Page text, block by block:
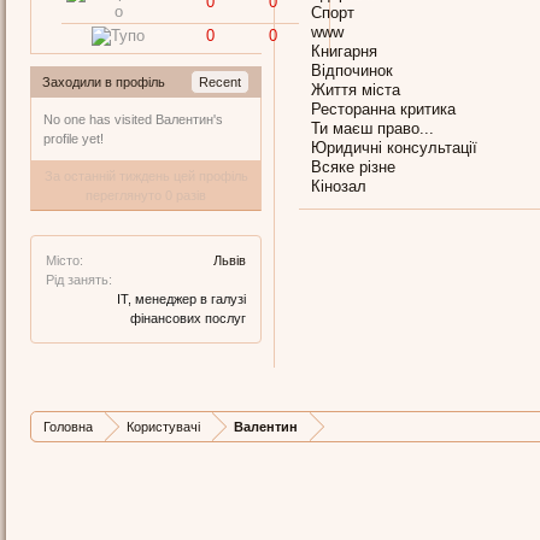
0
0
Заходили в профіль Recent
No one has visited Валентин's
profile yet!
Місто:
Львів
Рід занять:
IT, менеджер в галузі
фінансових послуг
Спорт
www
Книгарня
Відпочинок
Життя міста
Ресторанна критика
Ти маєш право...
Юридичні консультації
Всяке різне
Кінозал
Головна Користувачі Валентин